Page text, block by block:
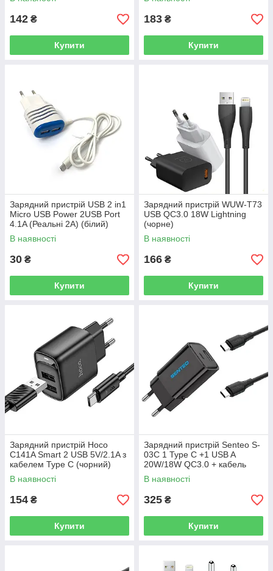
142 ₴
Купити
183 ₴
Купити
Зарядний пристрій USB 2 in1
Micro USB Power 2USB Port
4.1A (Реальні 2А) (білий)
В наявності
30 ₴
Купити
Зарядний пристрій WUW-T73
USB QC3.0 18W Lightning
(чорне)
В наявності
166 ₴
Купити
Зарядний пристрій Hoco
C141A Smart 2 USB 5V/2.1A з
кабелем Type C (чорний)
В наявності
154 ₴
Купити
Зарядний пристрій Senteo S-
03C 1 Type C +1 USB A
20W/18W QC3.0 + кабель
Type C - Type C (чорне)
В наявності
325 ₴
Купити